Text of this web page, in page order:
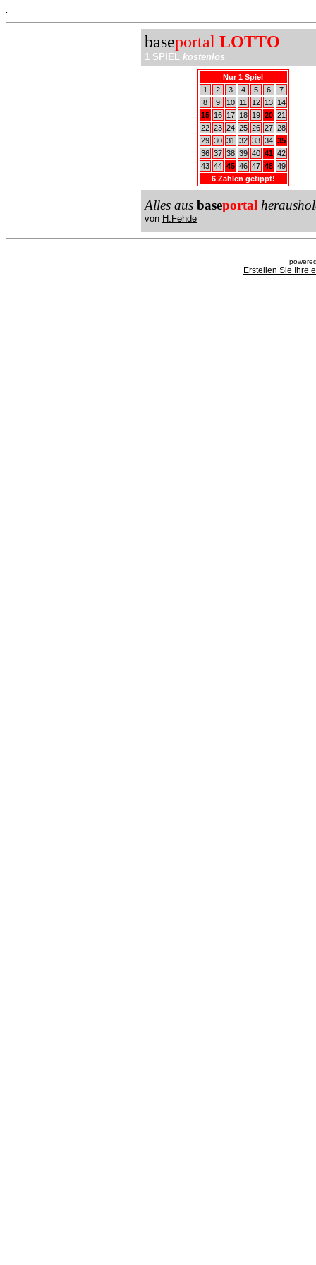
baseportal LOTTO
1 SPIEL kostenlos
Nur 1 Spiel
1
2 3 4 5 6
7
8
9 10 11 12 13
14
15
16 17 18 19 20 21
22 23 24 25 26 27 28
29 30 31 32 33 34 35
36 37 38 39 40 41 42
43 44 45 46 47 48 49
6 Zahlen getippt!
Alles aus baseportal
von H.Fehde
Erstellen Sie Ihre